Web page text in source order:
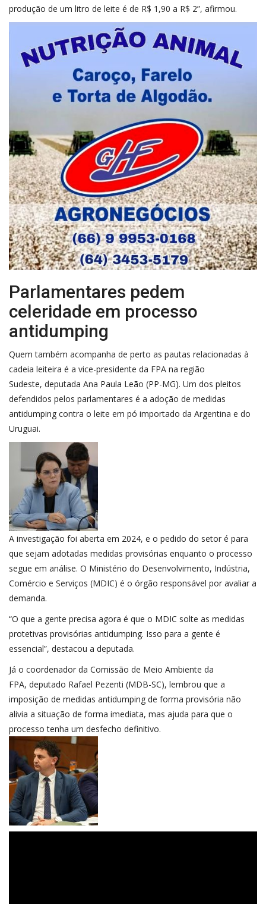
produção de um litro de leite é de R$ 1,90 a R$ 2”, afirmou.
Parlamentares pedem
celeridade em processo
antidumping
Quem também acompanha de perto as pautas relacionadas à
cadeia leiteira é a vice-presidente da FPA na região
Sudeste, deputada Ana Paula Leão (PP-MG). Um dos pleitos
defendidos pelos parlamentares é a adoção de medidas
antidumping contra o leite em pó importado da Argentina e do
Uruguai.
A investigação foi aberta em 2024, e o pedido do setor é para
que sejam adotadas medidas provisórias enquanto o processo
segue em análise. O Ministério do Desenvolvimento, Indústria,
Comércio e Serviços (MDIC) é o órgão responsável por avaliar a
demanda.
“O que a gente precisa agora é que o MDIC solte as medidas
protetivas provisórias antidumping. Isso para a gente é
essencial”, destacou a deputada.
Já o coordenador da Comissão de Meio Ambiente da
FPA, deputado Rafael Pezenti (MDB-SC), lembrou que a
imposição de medidas antidumping de forma provisória não
alivia a situação de forma imediata, mas ajuda para que o
processo tenha um desfecho definitivo.